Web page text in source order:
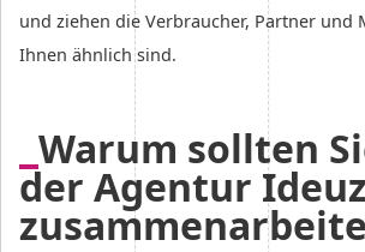
und ziehen die Verbraucher, Partner und
Ihnen ähnlich sind.
Warum sollten
der Agentur